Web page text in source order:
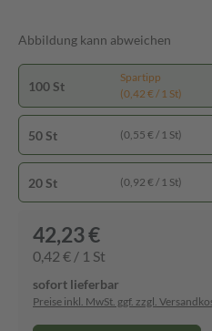
Abbildung kann abweichen
100 St
Spartipp
(0,42 € / 1 St)
50 St (0,55 € / 1 St)
20 St (0,92 € / 1 St)
42,23 €
0,42 € / 1 St
sofort lieferbar
Preise inkl. MwSt. ggf. zzgl.